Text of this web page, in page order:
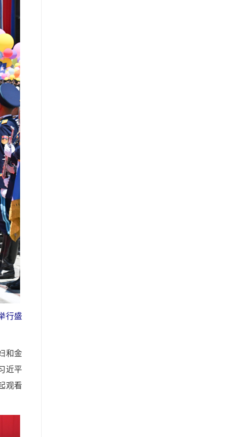
行盛
和金
近平
观看